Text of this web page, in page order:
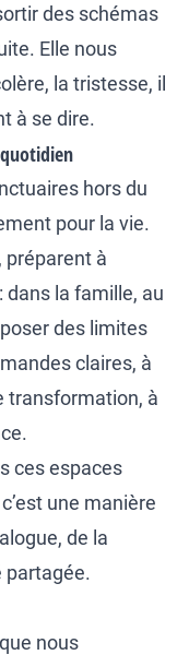
des schémas
Elle nous
la tristesse, il
à se dire.
hors du
pour la vie.
préparent à
la famille, au
des limites
claires, à
transformation, à
ces espaces
une manière
de la
partagée.
nous